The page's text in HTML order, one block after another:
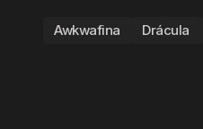
Awkwafina Drácula